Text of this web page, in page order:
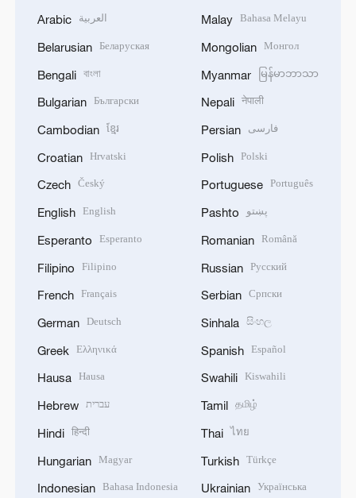
Arabic العربية
Belarusian Беларуская
Bengali বাংলা
Bulgarian Български
Cambodian ខ្មែរ
Croatian Hrvatski
Czech Český
English English
Esperanto Esperanto
Filipino Filipino
French Français
German Deutsch
Greek Ελληνικά
Hausa Hausa
Hebrew עברית
Hindi हिन्दी
Hungarian Magyar
Indonesian Bahasa Indonesia
Malay Bahasa Melayu
Mongolian Монгол
Myanmar မြန်မာဘာသာ
Nepali नेपाली
Persian فارسی
Polish Polski
Portuguese Português
Pashto پښتو
Romanian Română
Russian Русский
Serbian Српски
Sinhala සිංහල
Spanish Español
Swahili Kiswahili
Tamil தமிழ்
Thai ไทย
Turkish Türkçe
Ukrainian Українська